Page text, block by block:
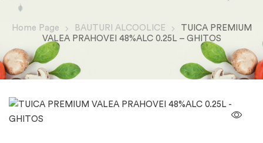
Home Page BAUTURI ALCOOLICE
TUICA PREMIUM
VALEA PRAHOVEI 48%ALC 0.25L – GHITOS